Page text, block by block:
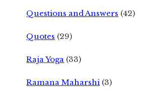
Questions and Answers (42)
Quotes (29)
Raja Yoga (33)
Ramana Maharshi (3)